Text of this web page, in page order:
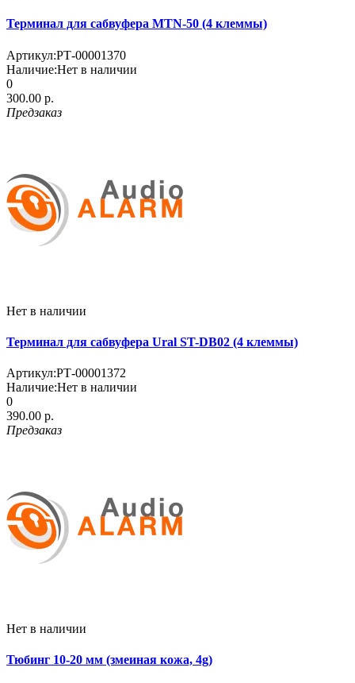
Терминал для сабвуфера MTN-50 (4 клеммы)
Артикул:РТ-00001370
Наличие:Нет в наличии
0
300.00 р.
Предзаказ
Нет в наличии
Терминал для сабвуфера Ural ST-DB02 (4 клеммы)
Артикул:РТ-00001372
Наличие:Нет в наличии
0
390.00 р.
Предзаказ
Нет в наличии
Тюбинг 10-20 мм (змеиная кожа, 4g)